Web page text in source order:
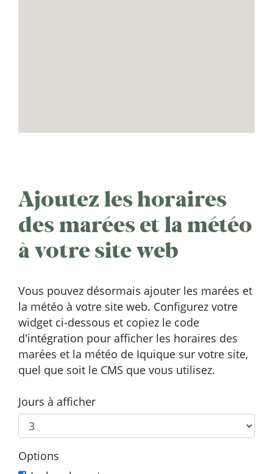
Ajoutez les horaires
des marées et la météo
à votre site web
Vous pouvez désormais ajouter les marées et
la météo à votre site web. Configurez votre
widget ci-dessous et copiez le code
d'intégration pour afficher les horaires des
marées et la météo de Iquique sur votre site,
quel que soit le CMS que vous utilisez.
Jours à afficher
Options